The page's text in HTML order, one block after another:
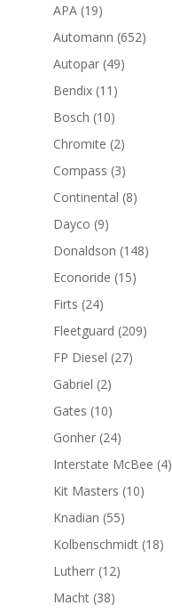
APA 1919
productos
Automann 652652
Autopar 4949
Bendix 11 11
productos
Bosch 1010
productos
Chromite 22
productos
Compass 33
productos
Continental 88
Dayco 99
productos
Donaldson 148148
Econoride 1515
Firts 2424
productos
Fleetguard 209209
FP Diesel 2727
Gabriel 22
productos
Gates 1010
productos
Gonher 2424
productos
Interstate McBee 44
Kit Masters 1010
Knadian 5555
productos
Kolbenschmidt 1818
Lutherr 1212
Macht 3838